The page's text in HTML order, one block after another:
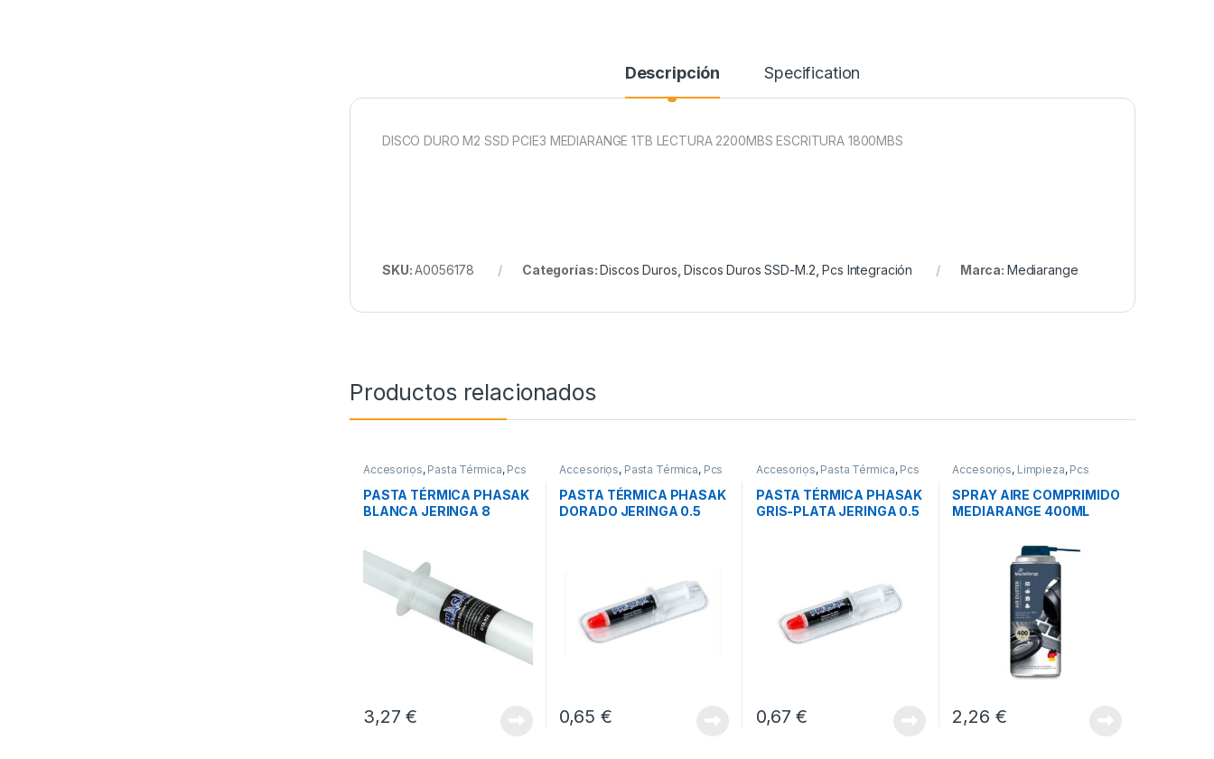
Descripción Specification
DISCO DURO M2 SSD PCIE3 MEDIARANGE 1TB LECTURA 2200MBS ESCRITURA 1800MBS
SKU:A0056178 Categorías:Discos Duros ,Discos Duros SSD-M.2 ,Pcs Integración Marca: Mediarange
Productos relacionados
Accesorios, Pasta Térmica, Pcs
Integración
PASTA TÉRMICA PHASAK
BLANCA JERINGA 8
3,27€
Accesorios, Pasta Térmica, Pcs
Integración
PASTA TÉRMICA PHASAK
DORADO JERINGA 0.5
0,65 €
Accesorios, Pasta Térmica, Pcs
Integración
PASTA TÉRMICA PHASAK
GRIS-PLATA JERINGA 0.5
0,67€
Accesorios, Limpieza, Pcs
Integración
SPRAY AIRE COMPRIMIDO
MEDIARANGE 400ML
2,26 €